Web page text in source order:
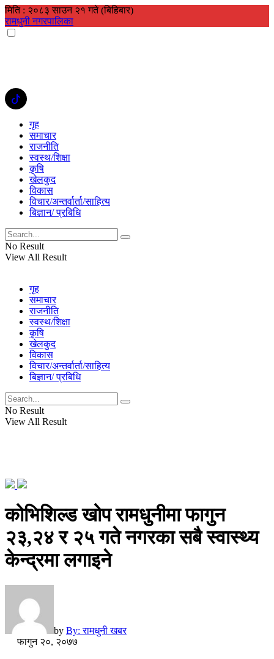
मिति : २०८३ साउन २१ गते (बिहिबार)
रामधुनी नगरपालिका
गृह
समाचार
राजनीति
स्वस्थ/शिक्षा
कृषि
खेलकुद
विकास
विचार/अन्तर्वार्ता/साहित्य
बिज्ञान/ प्रबिधि
No Result
View All Result
गृह
समाचार
राजनीति
स्वस्थ/शिक्षा
कृषि
खेलकुद
विकास
विचार/अन्तर्वार्ता/साहित्य
बिज्ञान/ प्रबिधि
No Result
View All Result
कोभिशिल्ड खोप रामधुनीमा फागुन
२३,२४ र २५ गते नगरका सबै स्वास्थ्य
केन्द्रमा लगाइने
by By: रामधुनी खबर
फागुन २०, २०७७